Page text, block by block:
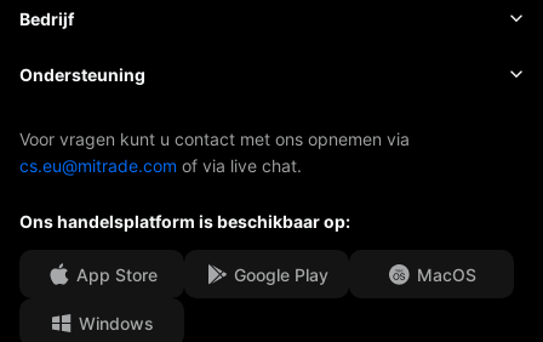
Nieuws
Basis
EBook
Bedrijf
Over Mitrade
Onze onderscheidingen
Media Centre
Carrièremogelijkheden
Juridische documenten
Ondersteuning
Afdeling Help
Veelgestelde vragen (FAQ)
Voor vragen kunt u contact met ons opnemen via
cs.eu@mitrade.com of via live chat.
Ons handelsplatform is beschikbaar op:
App Store Google Play MacOS
Windows